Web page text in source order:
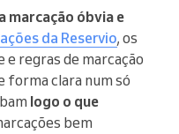
marcação óbvia e
da Reservio, os
e regras de marcação
forma clara num só
logo o que
bem